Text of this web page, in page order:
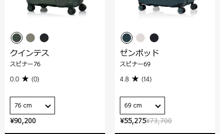
¥90,200
クインテス
スピナー76
0.0 (0)
76 cm
¥73,700
¥55,275
ゼンポッド
スピナー69
4.8 (14)
69 cm